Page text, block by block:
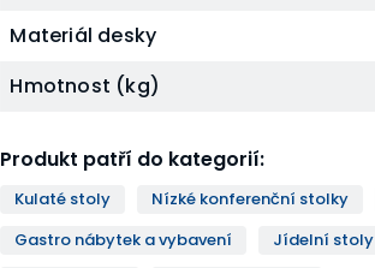
Materiál desky
Hmotnost (kg)
Produkt patří do kategorií:
Kulaté stoly Nízké konferenční stolky
Gastro nábytek a vybavení
Jídelní stoly